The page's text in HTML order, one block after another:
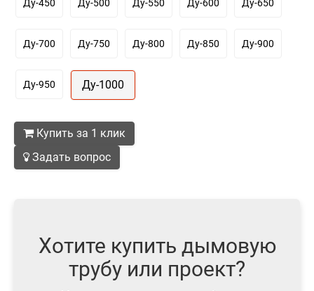
Ду-450 Ду-500 Ду-550 Ду-600 Ду-650
Ду-700 Ду-750 Ду-800 Ду-850 Ду-900
Ду-950 Ду-1000
Купить за 1 клик
Задать вопрос
Хотите купить дымовую
трубу или проект?